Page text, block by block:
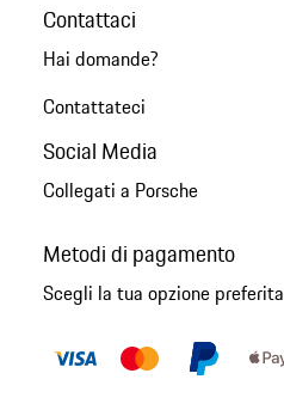
Contattaci
Hai domande?
Contattateci
Social Media
Collegati a Porsche
Metodi di pagamento
Scegli la tua opzione preferita